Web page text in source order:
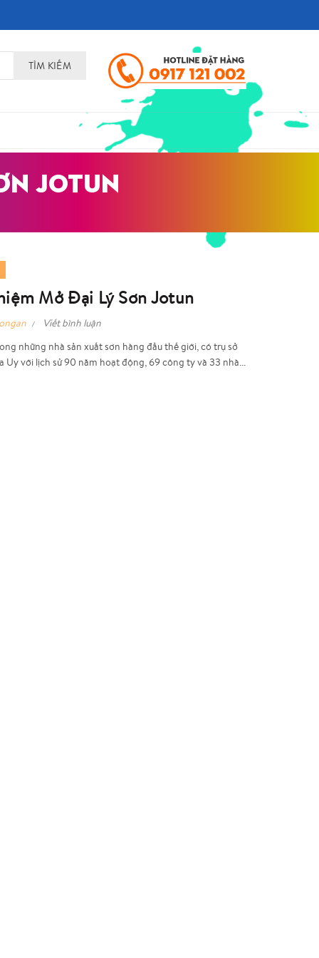
TÌM KIẾM
JOTUN
Mở Đại Lý Sơn Jotun
Viết bình luận
những nhà sản xuất sơn hàng đầu thế giới, có trụ sở
Uy với lịch sử 90 năm hoạt động, 69 công ty và 33 nhà...